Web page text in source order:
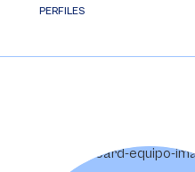
PERFILES